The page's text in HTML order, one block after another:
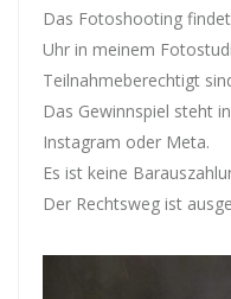
Das Fotoshooting
Uhr in meinem
Teilnahmeberechtigt
Das Gewinnspiel steht
Instagram oder Meta.
Es ist keine
Der Rechtsweg ist